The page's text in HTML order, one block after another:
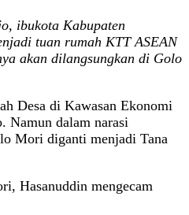
ibukota Kabupaten
tuan rumah KTT ASEAN
akan dilangsungkan di Golo
Desa di Kawasan Ekonomi
dalam narasi
Mori diganti menjadi Tana
Hasanuddin mengecam